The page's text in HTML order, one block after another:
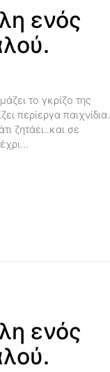
ενός
το γκρίζο της
περίεργα
ζητάει..και σε
ενός